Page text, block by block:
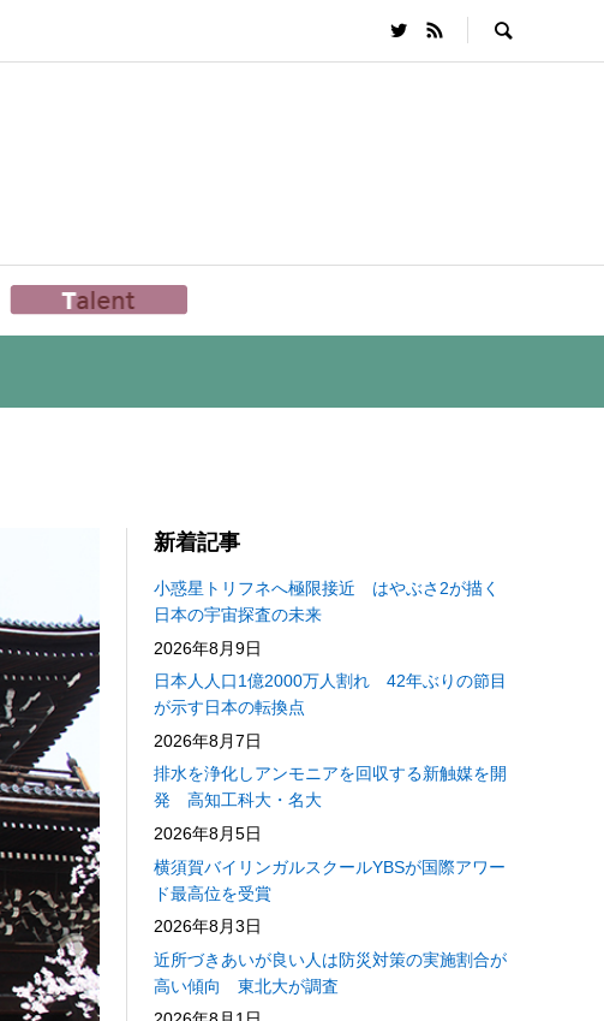
新着記事
小惑星トリフネへ極限接近 はやぶさ2が描く
日本の宇宙探査の未来
2026年8月9日
日本人人口1億2000万人割れ 42年ぶりの節目
が示す日本の転換点
2026年8月7日
排水を浄化しアンモニアを回収する新触媒を開
発 高知工科大・名大
2026年8月5日
横須賀バイリンガルスクールYBSが国際アワー
ド最高位を受賞
2026年8月3日
近所づきあいが良い人は防災対策の実施割合が
高い傾向 東北大が調査